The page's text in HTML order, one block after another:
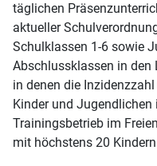
täglichen
aktueller
Schulklassen 1-6 sowie
Abschlussklassen in den
in denen die
Kinder und Jugendlichen
Trainingsbetrieb im
mit höchstens 20